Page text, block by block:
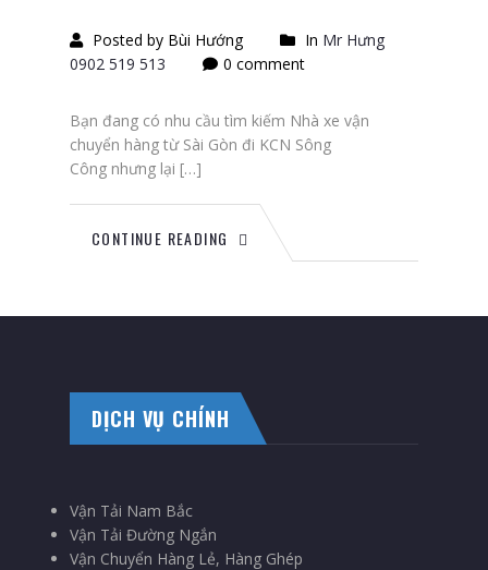
Posted by Bùi Hướng In Mr Hưng
0902 519 513
0 comment
Bạn đang có nhu cầu tìm kiếm Nhà xe vận
chuyển hàng từ Sài Gòn đi KCN Sông
Công nhưng lại […]
CONTINUE READING
DỊCH VỤ CHÍNH
Vận Tải Nam Bắc
Vận Tải Đường Ngắn
Vận Chuyển Hàng Lẻ, Hàng Ghép